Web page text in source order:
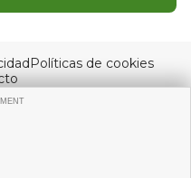
Políticas de cookies